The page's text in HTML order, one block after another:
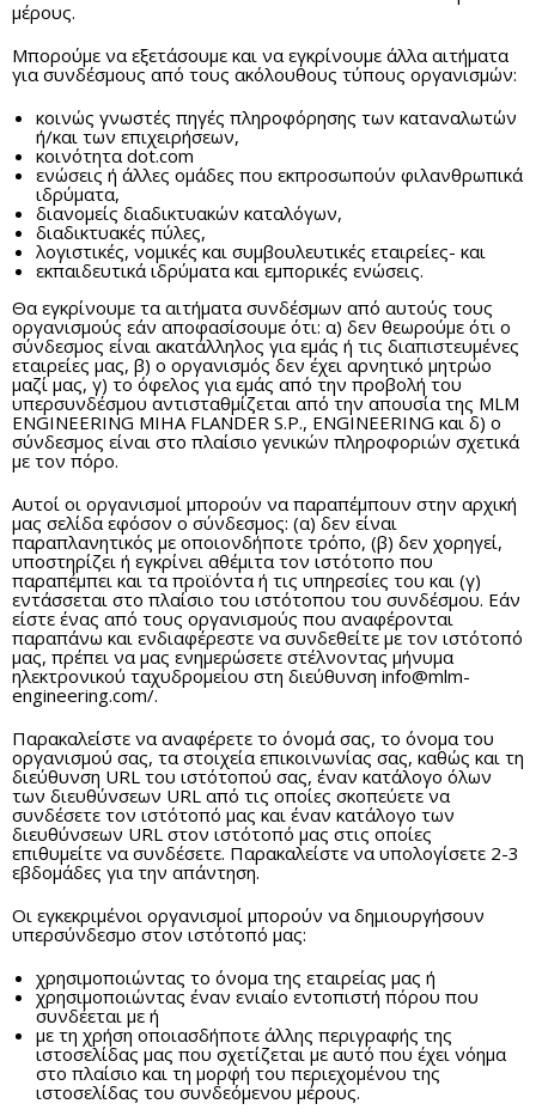
μέρους.
Μπορούμε να εξετάσουμε και να εγκρίνουμε άλλα αιτήματα
για συνδέσμους από τους ακόλουθους τύπους οργανισμών:
κοινώς γνωστές πηγές πληροφόρησης των καταναλωτών
ή/και των επιχειρήσεων,
κοινότητα dot.com
ενώσεις ή άλλες ομάδες που εκπροσωπούν φιλανθρωπικά
ιδρύματα,
διανομείς διαδικτυακών καταλόγων,
διαδικτυακές πύλες,
λογιστικές, νομικές και συμβουλευτικές εταιρείες- και
εκπαιδευτικά ιδρύματα και εμπορικές ενώσεις.
Θα εγκρίνουμε τα αιτήματα συνδέσμων από αυτούς τους
οργανισμούς εάν αποφασίσουμε ότι: α) δεν θεωρούμε ότι ο
σύνδεσμος είναι ακατάλληλος για εμάς ή τις διαπιστευμένες
εταιρείες μας, β) ο οργανισμός δεν έχει αρνητικό μητρώο
μαζί μας, γ) το όφελος για εμάς από την προβολή του
υπερσυνδέσμου αντισταθμίζεται από την απουσία της MLM
ENGINEERING MIHA FLANDER S.P., ENGINEERING και δ) ο
σύνδεσμος είναι στο πλαίσιο γενικών πληροφοριών σχετικά
με τον πόρο.
Αυτοί οι οργανισμοί μπορούν να παραπέμπουν στην αρχική
μας σελίδα εφόσον ο σύνδεσμος: (α) δεν είναι
παραπλανητικός με οποιονδήποτε τρόπο, (β) δεν χορηγεί,
υποστηρίζει ή εγκρίνει αθέμιτα τον ιστότοπο που
παραπέμπει και τα προϊόντα ή τις υπηρεσίες του και (γ)
εντάσσεται στο πλαίσιο του ιστότοπου του συνδέσμου. Εάν
είστε ένας από τους οργανισμούς που αναφέρονται
παραπάνω και ενδιαφέρεστε να συνδεθείτε με τον ιστότοπό
μας, πρέπει να μας ενημερώσετε στέλνοντας μήνυμα
ηλεκτρονικού ταχυδρομείου στη διεύθυνση info@mlm-
engineering.com/.
Παρακαλείστε να αναφέρετε το όνομά σας, το όνομα του
οργανισμού σας, τα στοιχεία επικοινωνίας σας, καθώς και τη
διεύθυνση URL του ιστότοπού σας, έναν κατάλογο όλων
των διευθύνσεων URL από τις οποίες σκοπεύετε να
συνδέσετε τον ιστότοπό μας και έναν κατάλογο των
διευθύνσεων URL στον ιστότοπό μας στις οποίες
επιθυμείτε να συνδέσετε. Παρακαλείστε να υπολογίσετε 2-3
εβδομάδες για την απάντηση.
Οι εγκεκριμένοι οργανισμοί μπορούν να δημιουργήσουν
υπερσύνδεσμο στον ιστότοπό μας:
χρησιμοποιώντας το όνομα της εταιρείας μας ή
χρησιμοποιώντας έναν ενιαίο εντοπιστή πόρου που
συνδέεται με ή
με τη χρήση οποιασδήποτε άλλης περιγραφής της
ιστοσελίδας μας που σχετίζεται με αυτό που έχει νόημα
στο πλαίσιο και τη μορφή του περιεχομένου της
ιστοσελίδας του συνδεόμενου μέρους.